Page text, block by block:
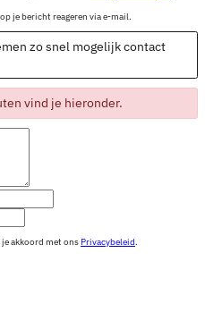
je bericht reageren via e-mail.
zo snel mogelijk contact
vind je hieronder.
je akkoord met ons Privacybeleid.